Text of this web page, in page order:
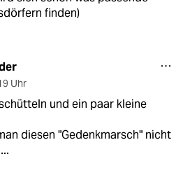
finden)
Uhr
und ein paar kleine
diesen "Gedenkmarsch" nicht